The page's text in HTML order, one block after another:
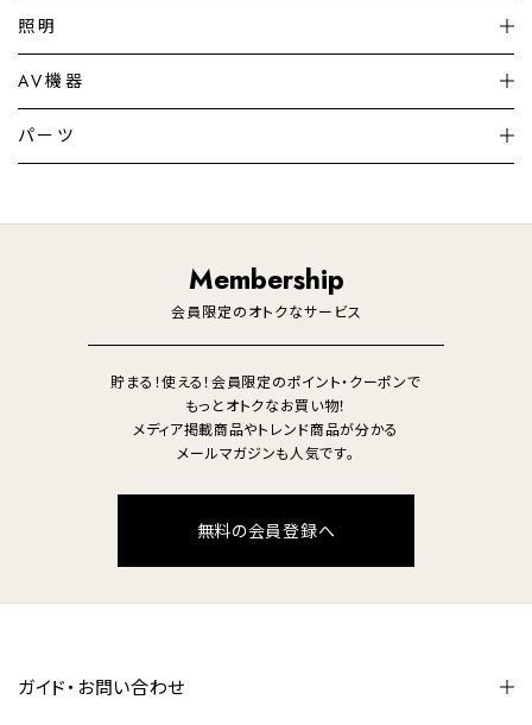
加湿器・空気清浄機
暖房機 掃除機
調理家電 生活家電
照明
シーリングライト
デスクライト
AV機器
テレビ
パーツ
Membership
会員限定のオトクなサービス
貯まる！使える！会員限定のポイント・クーポンで
もっとオトクなお買い物！
メディア掲載商品やトレンド商品が分かる
メールマガジンも人気です。
無料の会員登録へ
ガイド・お問い合わせ